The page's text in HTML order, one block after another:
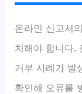
온라인 신고서
치해야 합니다.
거부 사례가 발
확인해 오류를